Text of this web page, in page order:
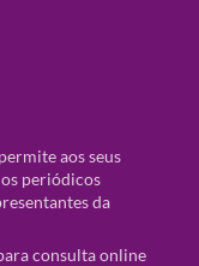
aos seus
periódicos
da
consulta online